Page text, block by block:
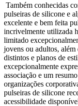
Também conhecidas
pulseiras de silicone e
excelente e bem feita
incrivelmente utilizada
limitado
jovens ou adultos, além
distintos e planos de
excepcionalmente
associação e um
organizações
pulseiras de silicone
acessibilidade